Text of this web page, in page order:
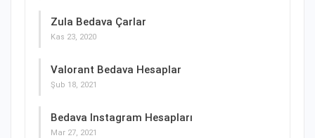
Zula Bedava Çarlar
Kas 23, 2020
Valorant Bedava Hesaplar
Şub 18, 2021
Bedava Instagram Hesapları
Mar 27, 2021